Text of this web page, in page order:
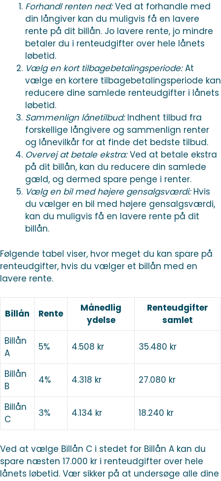
Forhandl renten ned:Ved at forhandle med
din långiver kan du muligvis få en lavere
rente på dit billån. Jo lavere rente, jo mindre
betaler du i renteudgifter over hele lånets
løbetid.
Vælg en kort tilbagebetalingsperiode:At
vælge en kortere tilbagebetalingsperiode kan
reducere dine samlede renteudgifter i lånets
løbetid.
Sammenlign lånetilbud:Indhent tilbud fra
forskellige långivere og sammenlign renter
og lånevilkår for at finde det bedste tilbud.
Overvej at betale ekstra:Ved at betale ekstra
på dit billån, kan du reducere din samlede
gæld, og dermed spare penge i renter.
Vælg en bil med højere gensalgsværdi:Hvis
du vælger en bil med højere gensalgsværdi,
kan du muligvis få en lavere rente på dit
billån.
Følgende tabel viser, hvor meget du kan spare på
renteudgifter, hvis du vælger et billån med en
lavere rente.
Billån Rente
Månedlig
ydelse
Renteudgifter
samlet
Billån
A
5% 4.508 kr 35.480 kr
Billån
B
4% 4.318 kr 27.080 kr
Billån
C
3% 4.134 kr 18.240 kr
Ved at vælge Billån C i stedet for Billån A kan du
spare næsten 17.000 kr i renteudgifter over hele
lånets løbetid. Vær sikker på at undersøge alle dine